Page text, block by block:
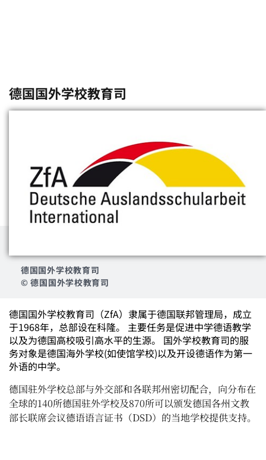
德国国外学校教育司
德国国外学校教育司
© 德国国外学校教育司
德国国外学校教育司（ZfA）隶属于德国联邦管理局，成立
于1968年，总部设在科隆。 主要任务是促进中学德语教学
以及为德国高校吸引高水平的生源。 国外学校教育司的服
务对象是德国海外学校(如使馆学校)以及开设德语作为第一
外语的中学。
德国驻外学校总部与外交部和各联邦州密切配合，向分布在
全球的140所德国驻外学校及870所可以颁发德国各州文教
部长联席会议德语语言证书（DSD）的当地学校提供支持。